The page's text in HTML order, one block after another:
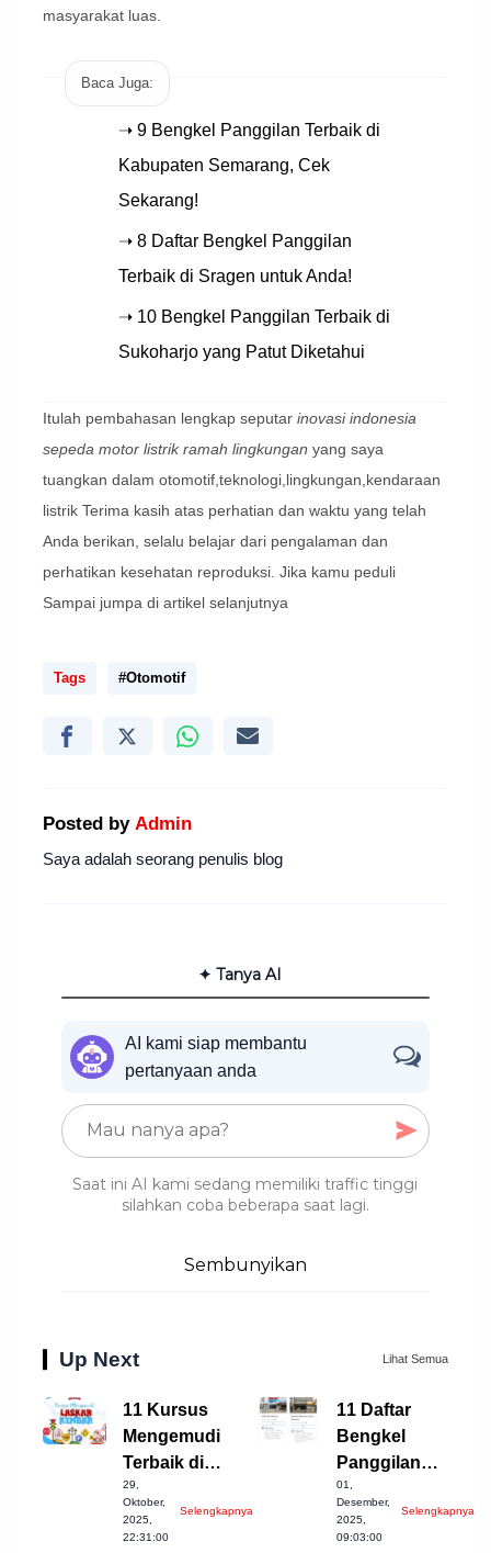
masyarakat luas.
Baca Juga:
➝ 9 Bengkel Panggilan Terbaik di
Kabupaten Semarang, Cek
Sekarang!
➝ 8 Daftar Bengkel Panggilan
Terbaik di Sragen untuk Anda!
➝ 10 Bengkel Panggilan Terbaik di
Sukoharjo yang Patut Diketahui
Itulah pembahasan lengkap seputar inovasi indonesia
sepeda motor listrik ramah lingkungan yang saya
tuangkan dalam otomotif,teknologi,lingkungan,kendaraan
listrik Terima kasih atas perhatian dan waktu yang telah
Anda berikan, selalu belajar dari pengalaman dan
perhatikan kesehatan reproduksi. Jika kamu peduli
Sampai jumpa di artikel selanjutnya
Tags #Otomotif
Posted by Admin
Saya adalah seorang penulis blog
✦ Tanya AI
AI kami siap membantu
pertanyaan anda
Saat ini AI kami sedang memiliki traffic tinggi
silahkan coba beberapa saat lagi.
Sembunyikan
Up Next Lihat Semua
11 Kursus
Mengemudi
Terbaik di
Pangkalpinang
untuk Pemula
29,
Oktober,
2025,
22:31:00
Selengkapnya
11 Daftar
Bengkel
Panggilan
Terbaik di
Purbalingga
Untuk Anda
01,
Desember,
2025,
09:03:00
Selengkapnya